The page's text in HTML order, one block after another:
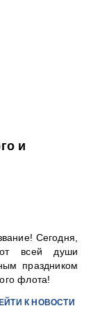
и
Сегодня,
всей души
праздником
флота!
К НОВОСТИ